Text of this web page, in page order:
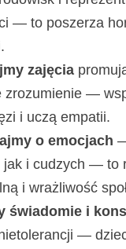
— to poszerza
zajęcia
zrozumienie —
i uczą empatii.
o emocjach
jak i cudzych — to
i wrażliwość
świadomie i
—